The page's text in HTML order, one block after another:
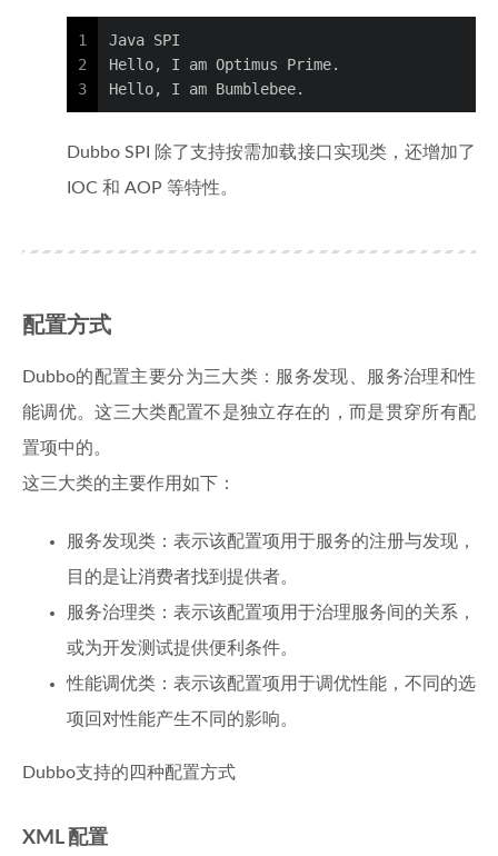
1
2
3
Java SPI
Hello, I am Optimus Prime.
Hello, I am Bumblebee.
Dubbo SPI 除了支持按需加载接口实现类，还增加了
IOC 和 AOP 等特性。
配置方式
Dubbo的配置主要分为三大类：服务发现、服务治理和性
能调优。这三大类配置不是独立存在的，而是贯穿所有配
置项中的。
这三大类的主要作用如下：
服务发现类：表示该配置项用于服务的注册与发现，
目的是让消费者找到提供者。
服务治理类：表示该配置项用于治理服务间的关系，
或为开发测试提供便利条件。
性能调优类：表示该配置项用于调优性能，不同的选
项回对性能产生不同的影响。
Dubbo支持的四种配置方式
XML 配置